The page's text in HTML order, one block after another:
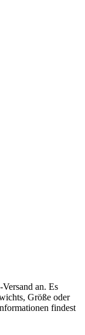
an. Es
Größe oder
findest